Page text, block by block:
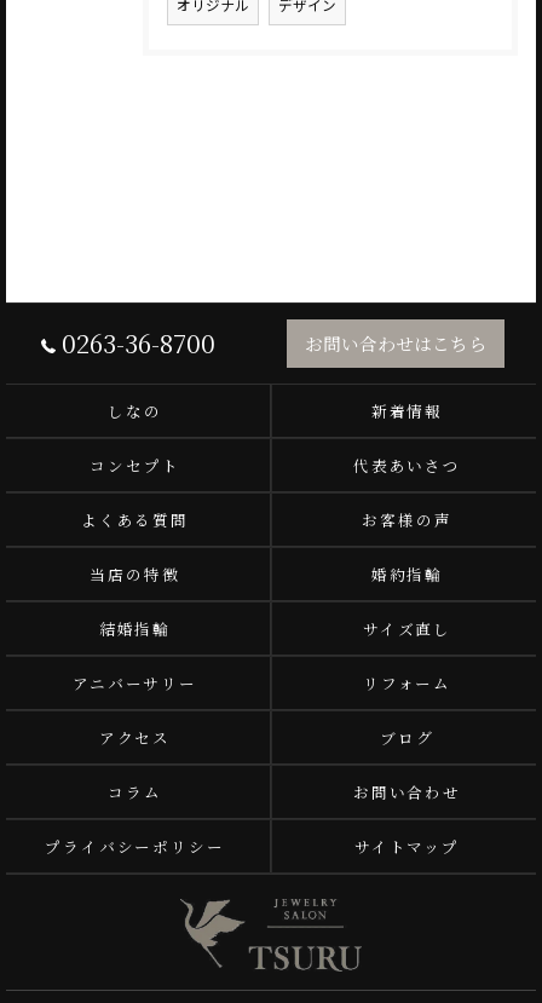
オリジナル デザイン
0263-36-8700 お問い合わせはこちら
しなの 新着情報
コンセプト 代表あいさつ
よくある質問 お客様の声
当店の特徴 婚約指輪
結婚指輪 サイズ直し
アニバーサリー リフォーム
アクセス ブログ
コラム お問い合わせ
プライバシーポリシー サイトマップ